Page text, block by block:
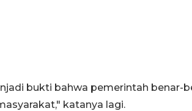
bukti bahwa pemerintah benar-
katanya lagi.